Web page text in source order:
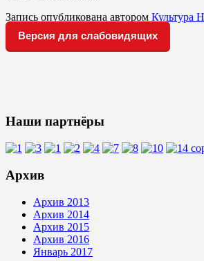
Запись опубликована автором Культура
Версия для слабовидящих
Наши партнёры
Архив
Архив 2013
Архив 2014
Архив 2015
Архив 2016
Январь 2017